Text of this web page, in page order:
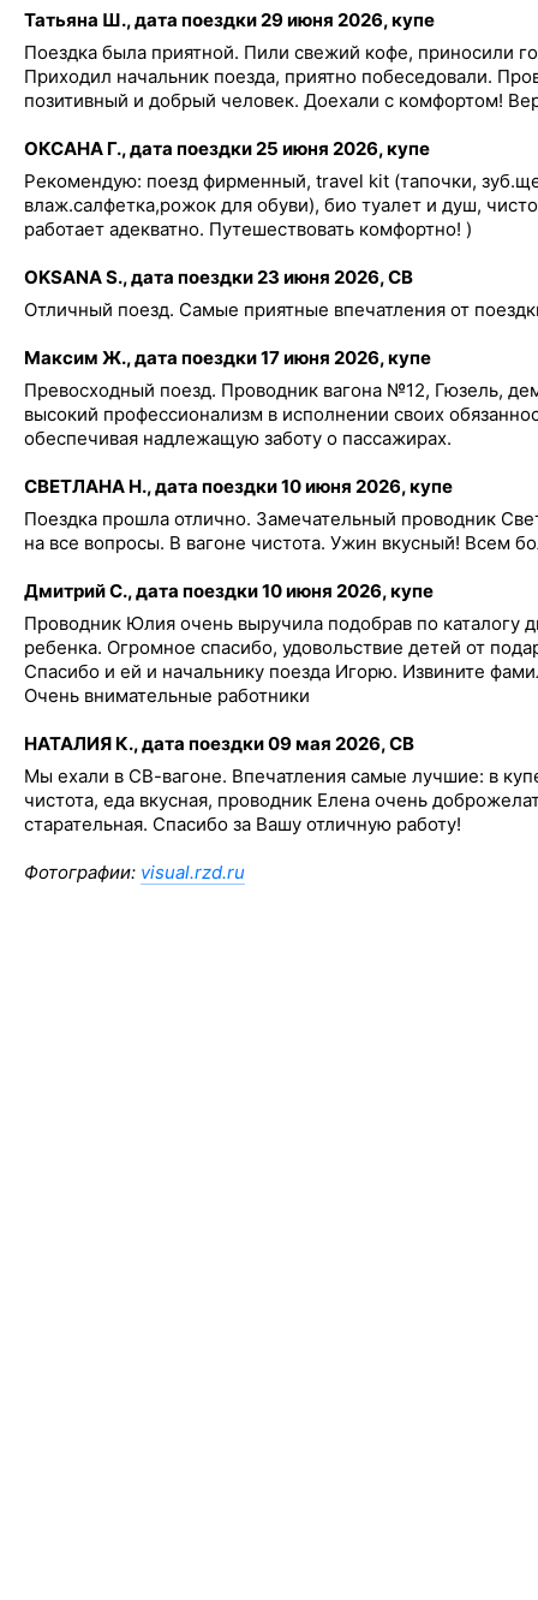
Татьяна Ш., дата поездки 29 июня 2026, купе
Поездка была приятной. Пили свежий кофе, приносили
Приходил начальник поезда, приятно побеседовали.
позитивный и добрый человек. Доехали с комфортом!
ОКСАНА Г., дата поездки 25 июня 2026, купе
Рекомендую: поезд фирменный, travel kit (тапочки,
влаж.салфетка,рожок для обуви), био туалет и душ,
работает адекватно. Путешествовать комфортно! )
OKSANA S., дата поездки 23 июня 2026, СВ
Отличный поезд. Самые приятные впечатления от
Максим Ж., дата поездки 17 июня 2026, купе
Превосходный поезд. Проводник вагона №12, Гюзель,
высокий профессионализм в исполнении своих
обеспечивая надлежащую заботу о пассажирах.
СВЕТЛАНА Н., дата поездки 10 июня 2026, купе
Поездка прошла отлично. Замечательный проводник
на все вопросы. В вагоне чистота. Ужин вкусный! Всем
Дмитрий С., дата поездки 10 июня 2026, купе
Проводник Юлия очень выручила подобрав по каталогу
ребенка. Огромное спасибо, удовольствие детей от
Спасибо и ей и начальнику поезда Игорю. Извините
Очень внимательные работники
НАТАЛИЯ К., дата поездки 09 мая 2026, СВ
Мы ехали в СВ-вагоне. Впечатления самые лучшие: в
чистота, еда вкусная, проводник Елена очень
старательная. Спасибо за Вашу отличную работу!
Фотографии: visual.rzd.ru